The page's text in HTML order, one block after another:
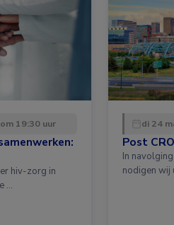
19:30 uur
hiv-zorg in
…
di 24
Post
In
nodigen wij